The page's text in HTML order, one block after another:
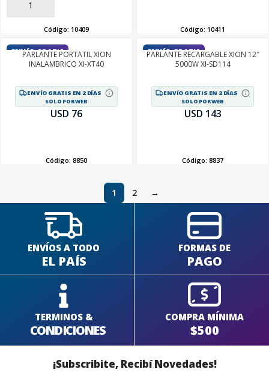
AÑADIR
Código: 10409 Código: 10411
ENVÍO GRATIS
PARLANTE PORTATIL XION
INALAMBRICO XI-XT40
ENVÍO GRATIS EN 2 DÍAS
SOLO POR WEB
USD 76
Código: 8850
ENVÍO GRATIS
PARLANTE RECARGABLE XION 12″
5000W XI-SD114
ENVÍO GRATIS EN 2 DÍAS
SOLO POR WEB
USD 143
Código: 8837
1 2 →
ENVÍOS A TODO
EL PAÍS
FORMAS DE
PAGO
TERMINOS &
CONDICIONES
COMPRA MÍNIMA
$500
¡Subscribite, Recibí Novedades!